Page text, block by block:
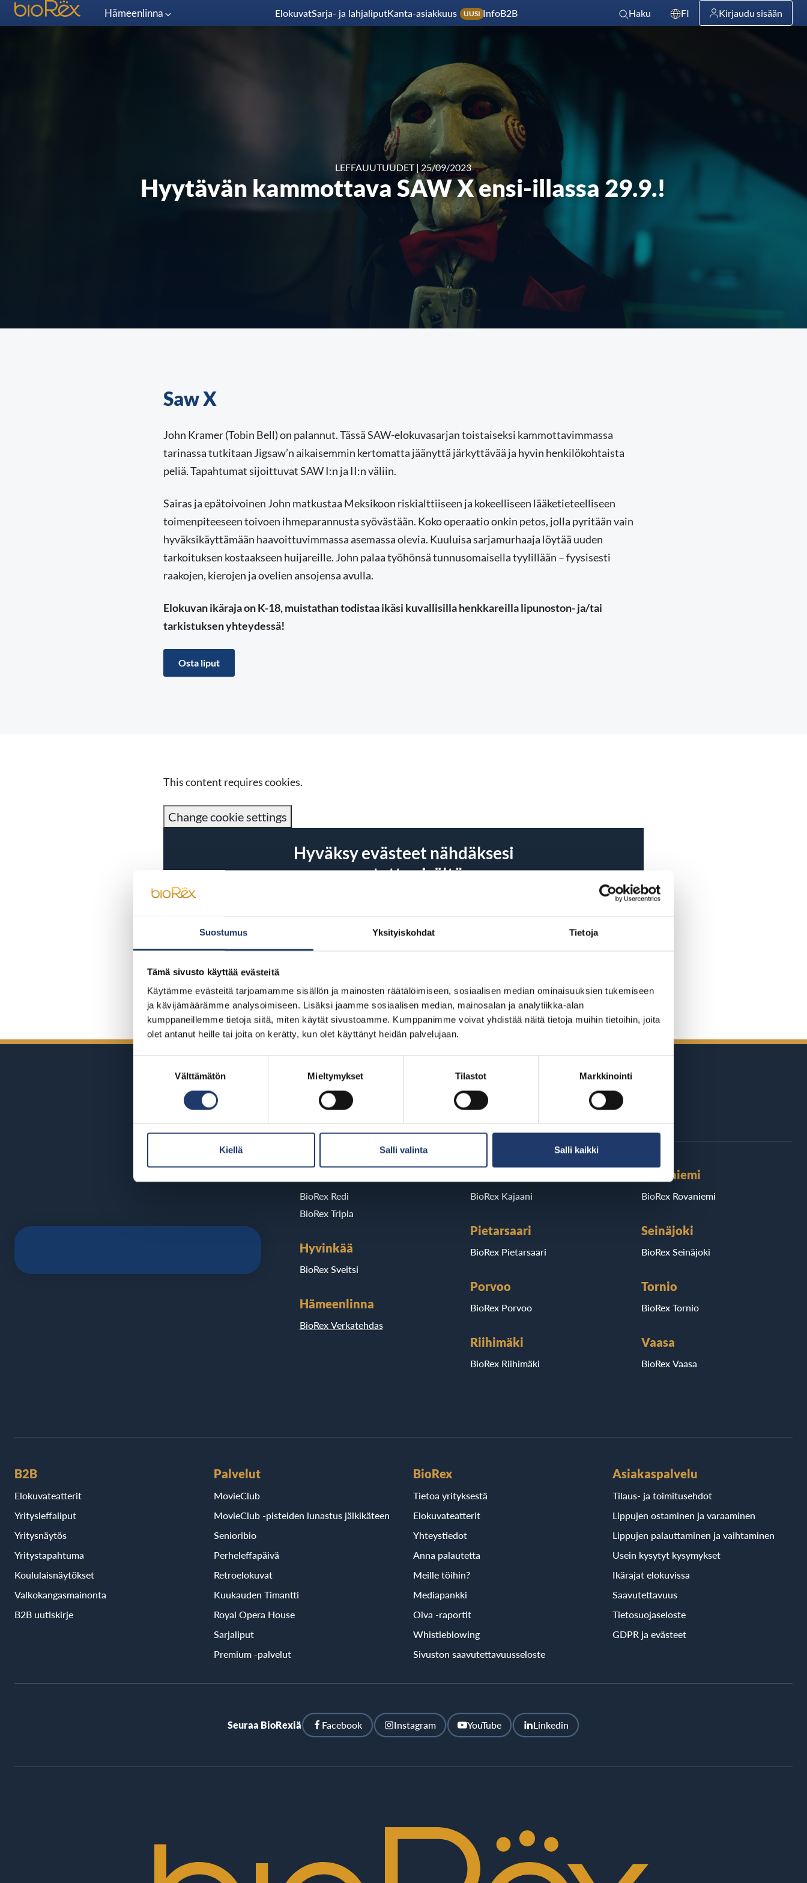
Suostumus Yksityiskohdat Tietoja
Tämä sivusto käyttää evästeitä
Käytämme evästeitä tarjoamamme sisällön ja mainosten räätälöimiseen, sosiaalisen median ominaisuuksien tukemiseen
ja kävijämäärämme analysoimiseen. Lisäksi jaamme sosiaalisen median, mainosalan ja analytiikka-alan
kumppaneillemme tietoja siitä, miten käytät sivustoamme. Kumppanimme voivat yhdistää näitä tietoja muihin tietoihin, joita
olet antanut heille tai joita on kerätty, kun olet käyttänyt heidän palvelujaan.
Välttämätön Mieltymykset Tilastot Markkinointi
Kiellä Salli valinta Salli kaikki
Hämeenlinna ElokuvatSarja- ja lahjaliputKanta-asiakkuus UUSI InfoB2B Haku FI Kirjaudu sisään
LEFFAUUTUUDET| 25/09/2023
Hyytävän kammottava SAW X ensi-illassa 29.9.!
Saw X
John Kramer (Tobin Bell) on palannut. Tässä SAW-elokuvasarjan toistaiseksi kammottavimmassa
tarinassa tutkitaan Jigsaw’n aikaisemmin kertomatta jäänyttä järkyttävää ja hyvin henkilökohtaista
peliä. Tapahtumat sijoittuvat SAW I:n ja II:n väliin.
Sairas ja epätoivoinen John matkustaa Meksikoon riskialttiiseen ja kokeelliseen lääketieteelliseen
toimenpiteeseen toivoen ihmeparannusta syövästään. Koko operaatio onkin petos, jolla pyritään vain
hyväksikäyttämään haavoittuvimmassa asemassa olevia. Kuuluisa sarjamurhaaja löytää uuden
tarkoituksen kostaakseen huijareille. John palaa työhönsä tunnusomaisella tyylillään – fyysisesti
raakojen, kierojen ja ovelien ansojensa avulla.
Elokuvan ikäraja on K-18, muistathan todistaa ikäsi kuvallisilla henkkareilla lipunoston- ja/tai
tarkistuksen yhteydessä!
Osta liput
This content requires cookies.
Change cookie settings
Hyväksy evästeet nähdäksesi
upotettu sisältö
Jaa Facebookissa
Jaa TwitterissäJaa LinkedInissäJaa WhatsAppissa
BioRexillä on 12 elokuvateatteria ympäri Suomea
BioRex Redi
BioRex Tripla
Hyvinkää
BioRex Sveitsi
Hämeenlinna
BioRex Verkatehdas
BioRex Kajaani
Pietarsaari
BioRex Pietarsaari
Porvoo
BioRex Porvoo
Riihimäki
BioRex Riihimäki
Rovaniemi
BioRex Rovaniemi
Seinäjoki
BioRex Seinäjoki
Tornio
BioRex Tornio
Vaasa
BioRex Vaasa
B2B
Elokuvateatterit
Yritysleffaliput
Yritysnäytös
Yritystapahtuma
Koululaisnäytökset
Valkokangasmainonta
B2B uutiskirje
Palvelut
MovieClub
MovieClub -pisteiden lunastus jälkikäteen
Senioribio
Perheleffapäivä
Retroelokuvat
Kuukauden Timantti
Royal Opera House
Sarjaliput
Premium -palvelut
BioRex
Tietoa yrityksestä
Elokuvateatterit
Yhteystiedot
Anna palautetta
Meille töihin?
Mediapankki
Oiva -raportit
Whistleblowing
Sivuston saavutettavuusseloste
Asiakaspalvelu
Tilaus- ja toimitusehdot
Lippujen ostaminen ja varaaminen
Lippujen palauttaminen ja vaihtaminen
Usein kysytyt kysymykset
Ikärajat elokuvissa
Saavutettavuus
Tietosuojaseloste
GDPR ja evästeet
Seuraa BioRexiä Facebook Instagram YouTube Linkedin